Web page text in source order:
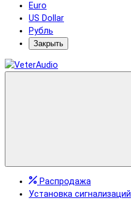
Euro
US Dollar
Рубль
Закрыть
Распродажа
Установка сигнализаций